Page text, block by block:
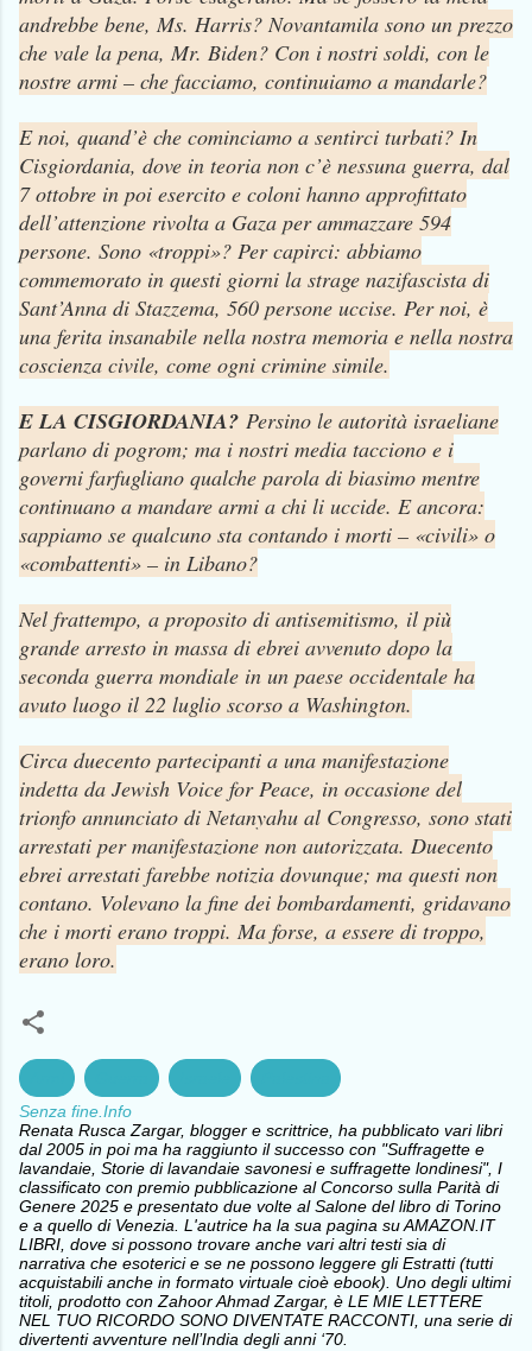
andrebbe bene, Ms. Harris? Novantamila sono un prezzo
che vale la pena, Mr. Biden? Con i nostri soldi, con le
nostre armi – che facciamo, continuiamo a mandarle?
E noi, quand’è che cominciamo a sentirci turbati? In
Cisgiordania, dove in teoria non c’è nessuna guerra, dal
7 ottobre in poi esercito e coloni hanno approfittato
dell’attenzione rivolta a Gaza per ammazzare 594
persone. Sono «troppi»? Per capirci: abbiamo
commemorato in questi giorni la strage nazifascista di
Sant’Anna di Stazzema, 560 persone uccise. Per noi, è
una ferita insanabile nella nostra memoria e nella nostra
coscienza civile, come ogni crimine simile.
E LA CISGIORDANIA? Persino le autorità israeliane
parlano di pogrom; ma i nostri media tacciono e i
governi farfugliano qualche parola di biasimo mentre
continuano a mandare armi a chi li uccide. E ancora:
sappiamo se qualcuno sta contando i morti – «civili» o
«combattenti» – in Libano?
Nel frattempo, a proposito di antisemitismo, il più
grande arresto in massa di ebrei avvenuto dopo la
seconda guerra mondiale in un paese occidentale ha
avuto luogo il 22 luglio scorso a Washington.
Circa duecento partecipanti a una manifestazione
indetta da Jewish Voice for Peace, in occasione del
trionfo annunciato di Netanyahu al Congresso, sono stati
arrestati per manifestazione non autorizzata. Duecento
ebrei arrestati farebbe notizia dovunque; ma questi non
contano. Volevano la fine dei bombardamenti, gridavano
che i morti erano troppi. Ma forse, a essere di troppo,
erano loro.
Senza fine.Info
Renata Rusca Zargar, blogger e scrittrice, ha pubblicato vari libri
dal 2005 in poi ma ha raggiunto il successo con "Suffragette e
lavandaie, Storie di lavandaie savonesi e suffragette londinesi", I
classificato con premio pubblicazione al Concorso sulla Parità di
Genere 2025 e presentato due volte al Salone del libro di Torino
e a quello di Venezia. L'autrice ha la sua pagina su AMAZON.IT
LIBRI, dove si possono trovare anche vari altri testi sia di
narrativa che esoterici e se ne possono leggere gli Estratti (tutti
acquistabili anche in formato virtuale cioè ebook). Uno degli ultimi
titoli, prodotto con Zahoor Ahmad Zargar, è LE MIE LETTERE
NEL TUO RICORDO SONO DIVENTATE RACCONTI, una serie di
divertenti avventure nell’India degli anni ‘70.